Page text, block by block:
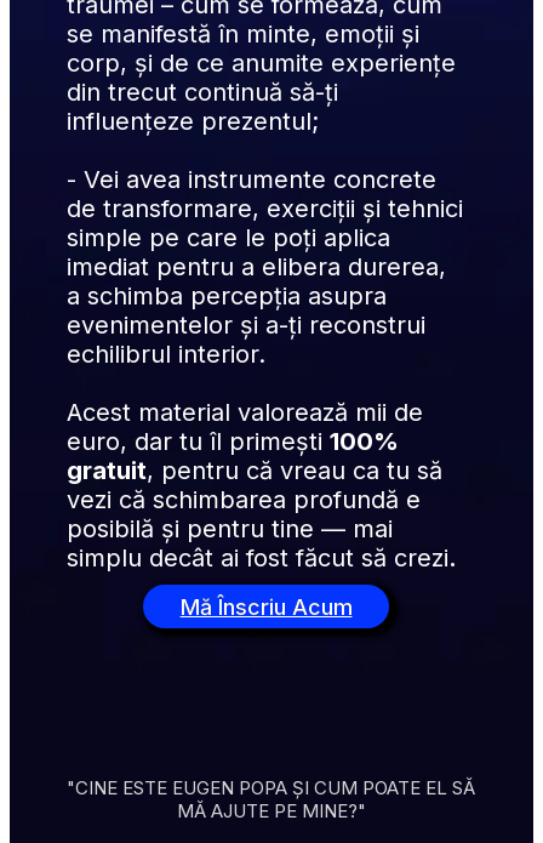
se manifestă în minte, emoții și
corp, și de ce anumite experiențe
din trecut continuă să-ți
influențeze prezentul;
- Vei avea instrumente concrete
de transformare, exerciții și tehnici
simple pe care le poți aplica
imediat pentru a elibera durerea,
a schimba percepția asupra
evenimentelor și a-ți reconstrui
echilibrul interior.
Acest material valorează mii de
euro, dar tu îl primești 100%
gratuit, pentru că vreau ca tu să
vezi că schimbarea profundă e
posibilă și pentru tine — mai
simplu decât ai fost făcut să crezi.
Mă Înscriu Acum
"CINE ESTE EUGEN POPA ȘI CUM POATE EL SĂ
MĂ AJUTE PE MINE?"